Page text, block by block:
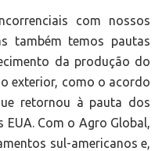
com nossos
também temos pautas
da produção do
exterior, como o acordo
retornou à pauta dos
Com o Agro Global,
sul-americanos e,